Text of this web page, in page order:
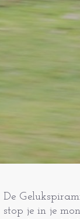
De
stop je in je